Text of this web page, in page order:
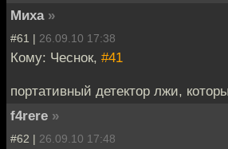
Миха »
#61 | 26.09.10 17:38
Кому: Чеснок, #41
портативный детектор лжи,
f4rere »
#62 | 26.09.10 17:48